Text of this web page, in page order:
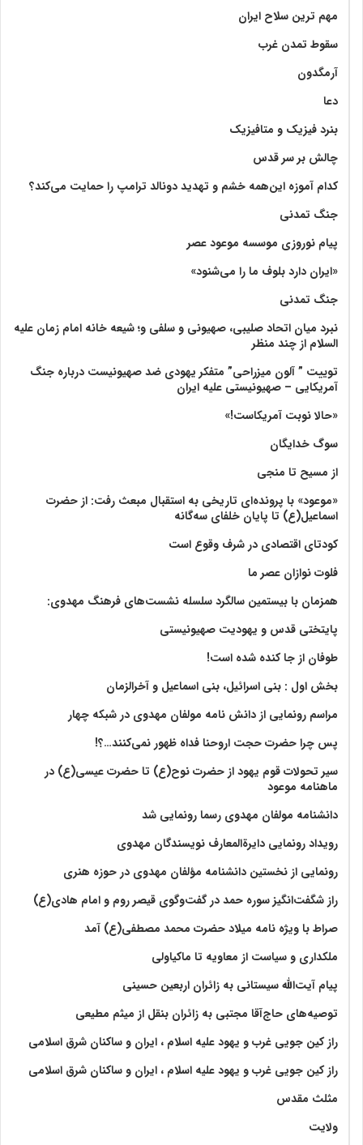
مهم ترین سلاح ایران
سقوط تمدن غرب
آرمگدون
دعا
بنرد فیزیک و متافیزیک
چالش بر سر قدس
کدام آموزه این‌همه خشم و تهدید دونالد ترامپ را حمایت می‌کند؟
جنگ تمدنی
پیام نوروزی موسسه موعود عصر
«ایران دارد بلوف ما را می‌شنود»
جنگ تمدنی
نبرد میان اتحاد صلیبی، صهیونی و سلفی و؛ شیعه خانه امام زمان علیه
السلام از چند منظر
توییت ” آلون میزراحی” متفکر یهودی ضد صهیونیست درباره جنگ
آمریکایی – صهیونیستی علیه ایران
«حالا نوبت آمریکاست!»
سوگ خدایگان
از مسیح تا منجی
«موعود» با پرونده‌ای تاریخی به استقبال مبعث رفت: از حضرت
اسماعیل(ع) تا پایان خلفای سه‌گانه
کودتای اقتصادی در شرف وقوع است
فلوت نوازان عصر ما
همزمان با بیستمین سالگرد سلسله نشست‌های فرهنگ مهدوی:‌
پایتختی قدس و یهودیت صهیونیستی
طوفان از جا کنده شده است!
بخش اول : بنی اسرائیل، بنی اسماعیل و آخرالزمان
مراسم رونمایی از دانش نامه مولفان مهدوی در شبکه چهار
پس چرا حضرت حجت اروحنا فداه ظهور نمی‌کنند…؟!
سیر تحولات قوم یهود از حضرت نوح(ع) تا حضرت عیسی(ع) در
ماهنامه موعود
دانشنامه مولفان مهدوی رسما رونمایی شد
رویداد رونمایی دایرةالمعارف نویسندگان مهدوی
رونمایی از نخستین دانشنامه مؤلفان مهدوی در حوزه هنری
راز شگفت‌انگیز سوره حمد در گفت‌وگوی قیصر روم و امام هادی(ع)
صراط با ویژه نامه میلاد حضرت محمد مصطفی(ع) آمد
ملکداری و سیاست از معاویه تا ماکیاولی
پیام آیت‌الله سیستانی به زائران اربعین حسینی
توصیه‌های حاج‌آقا مجتبی به زائران بنقل از میثم مطیعی
راز کین جویی غرب و یهود علیه اسلام ، ایران و ساکنان شرق اسلامی
راز کین جویی غرب و یهود علیه اسلام ، ایران و ساکنان شرق اسلامی
مثلث مقدس
ولايت‏